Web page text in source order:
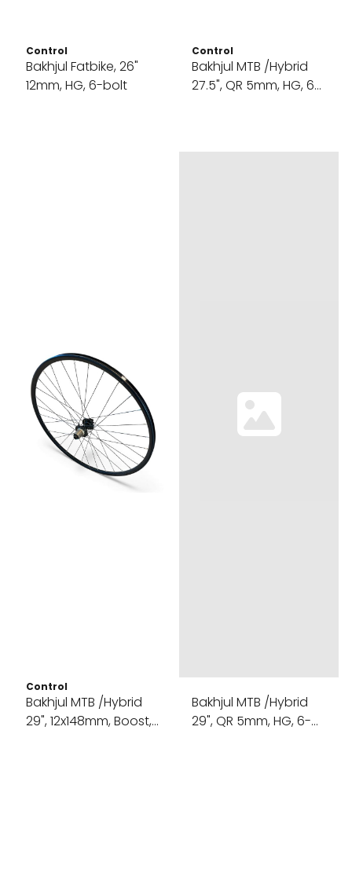
Control
Bakhjul Fatbike, 26"
12mm, HG, 6-bolt
Control
Bakhjul MTB /Hybrid
27.5", QR 5mm, HG, 6-
Control
Bakhjul MTB /Hybrid
29", 12x148mm, Boost,
Bakhjul MTB /Hybrid
29", QR 5mm, HG, 6-